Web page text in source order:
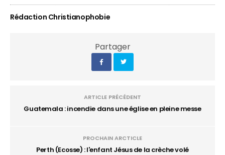
Rédaction Christianophobie
Partager
ARTICLE PRÉCÉDENT
Guatemala : incendie dans une église en pleine messe
PROCHAIN ARCTICLE
Perth (Ecosse) : l'enfant Jésus de la crèche volé